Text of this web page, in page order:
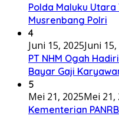
Polda Maluku
Musrenbang Polri
4
Juni 15, 2025Juni
PT NHM Ogah
Bayar Gaji
5
Mei 21, 2025Mei 21,
Kementerian